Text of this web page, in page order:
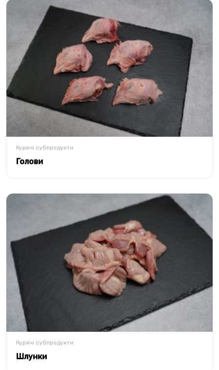
Курячі субпродукти
Голови
Курячі субпродукти
Шлунки